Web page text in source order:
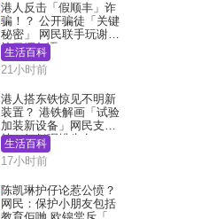
港人反击「假顺丰」诈
骗！？ 公开骗徒「关键
秘密」 网民联手玩谢：
练习缅甸语
生活百科
21小时前
港人搭东铁惊见不明新
装置？ 港铁解画「试验
加装新设备」网民支
持：好似呢排先有
生活百科
17小时前
陈凯琳护仔论惹公愤？
网民：保护小朋友包括